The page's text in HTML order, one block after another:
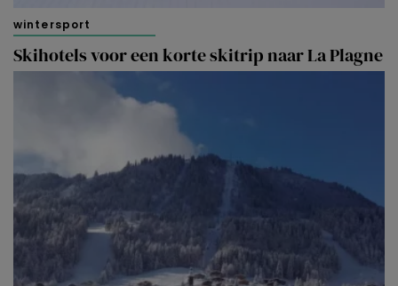
wintersport
Skihotels voor een korte skitrip naar La Plagne